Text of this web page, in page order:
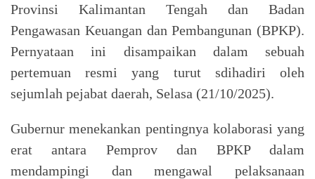
Provinsi Kalimantan Tengah dan Badan
Pengawasan Keuangan dan Pembangunan (BPKP).
Pernyataan ini disampaikan dalam sebuah
pertemuan resmi yang turut sdihadiri oleh
sejumlah pejabat daerah, Selasa (21/10/2025).
Gubernur menekankan pentingnya kolaborasi yang
erat antara Pemprov dan BPKP dalam
mendampingi dan mengawal pelaksanaan